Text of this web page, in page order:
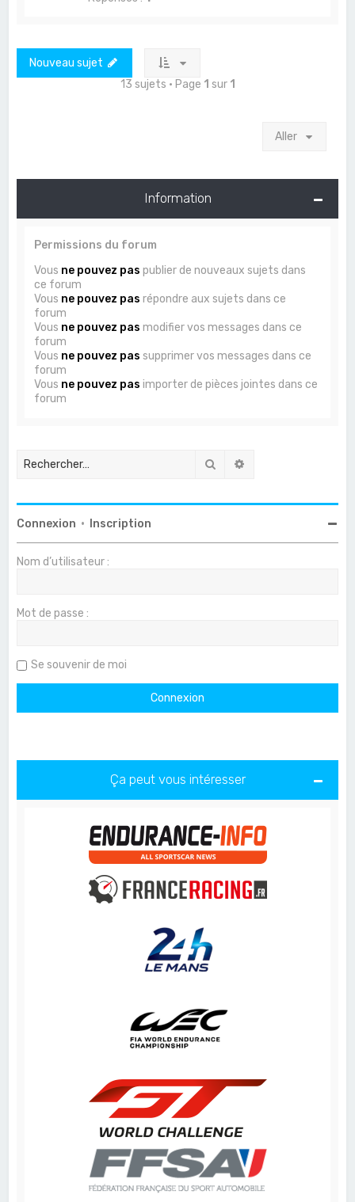
Nouveau sujet
13 sujets • Page 1 sur 1
Aller
Information
Permissions du forum
Vous ne pouvez pas publier de nouveaux sujets dans
ce forum
Vous ne pouvez pas répondre aux sujets dans ce
forum
Vous ne pouvez pas modifier vos messages dans ce
forum
Vous ne pouvez pas supprimer vos messages dans ce
forum
Vous ne pouvez pas importer de pièces jointes dans ce
forum
Rechercher
Connexion • Inscription
Nom d’utilisateur :
Mot de passe :
Se souvenir de moi
Ça peut vous intéresser